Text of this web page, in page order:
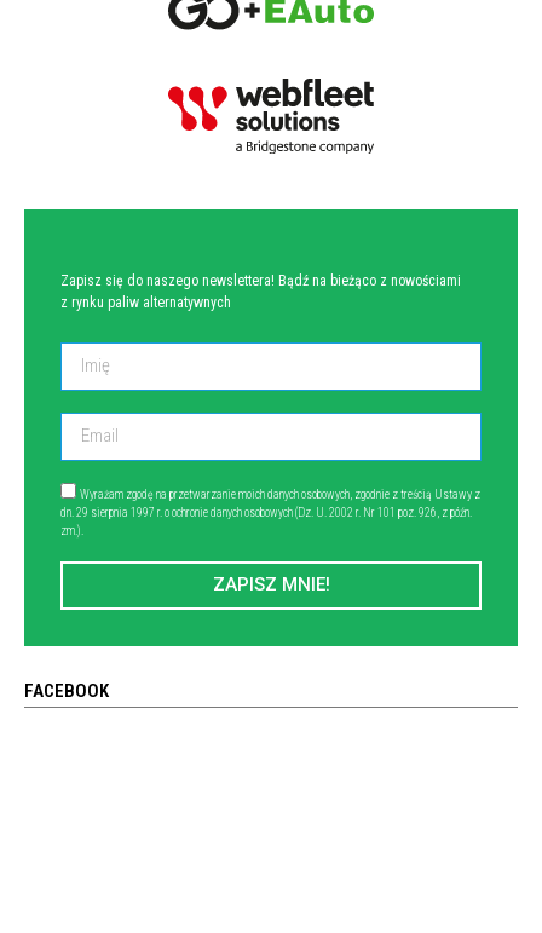
Zapisz się do naszego newslettera! Bądź na bieżąco z nowościami
z rynku paliw alternatywnych
Wyrażam zgodę na przetwarzanie moich danych osobowych, zgodnie z treścią Ustawy z
dn. 29 sierpnia 1997 r. o ochronie danych osobowych (Dz. U. 2002 r. Nr 101 poz. 926, z późn.
zm.).
ZAPISZ MNIE!
FACEBOOK